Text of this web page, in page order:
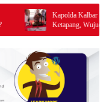
Kapolda Kalbar Resmikan
Ketapang, Wujud Komitmen
Prima Kepolisian